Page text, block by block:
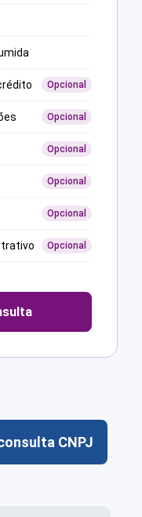
Opcional
Opcional
Opcional
Opcional
Opcional
Opcional
CNPJ